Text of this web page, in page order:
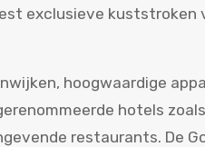
exclusieve kuststroken
hoogwaardige
hotels
restaurants. De